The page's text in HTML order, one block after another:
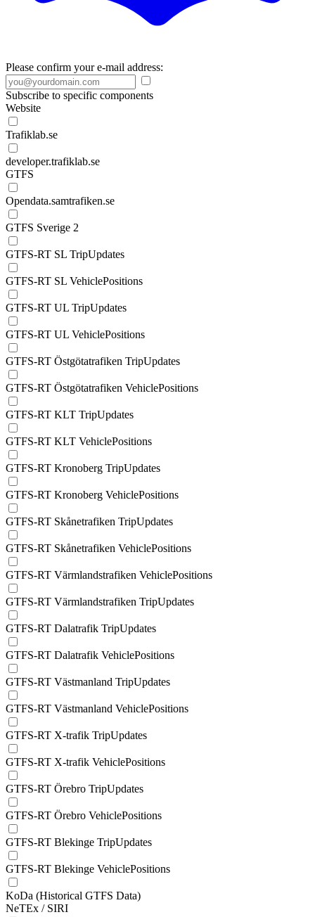
Please confirm your e-mail address:
Subscribe to specific components
Website
Trafiklab.se
developer.trafiklab.se
GTFS
Opendata.samtrafiken.se
GTFS Sverige 2
GTFS-RT SL TripUpdates
GTFS-RT SL VehiclePositions
GTFS-RT UL TripUpdates
GTFS-RT UL VehiclePositions
GTFS-RT Östgötatrafiken TripUpdates
GTFS-RT Östgötatrafiken VehiclePositions
GTFS-RT KLT TripUpdates
GTFS-RT KLT VehiclePositions
GTFS-RT Kronoberg TripUpdates
GTFS-RT Kronoberg VehiclePositions
GTFS-RT Skånetrafiken TripUpdates
GTFS-RT Skånetrafiken VehiclePositions
GTFS-RT Värmlandstrafiken VehiclePositions
GTFS-RT Värmlandstrafiken TripUpdates
GTFS-RT Dalatrafik TripUpdates
GTFS-RT Dalatrafik VehiclePositions
GTFS-RT Västmanland TripUpdates
GTFS-RT Västmanland VehiclePositions
GTFS-RT X-trafik TripUpdates
GTFS-RT X-trafik VehiclePositions
GTFS-RT Örebro TripUpdates
GTFS-RT Örebro VehiclePositions
GTFS-RT Blekinge TripUpdates
GTFS-RT Blekinge VehiclePositions
KoDa (Historical GTFS Data)
NeTEx / SIRI